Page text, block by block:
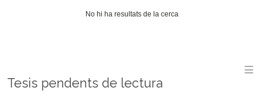
No hi ha resultats de la cerca
Tesis pendents de lectura